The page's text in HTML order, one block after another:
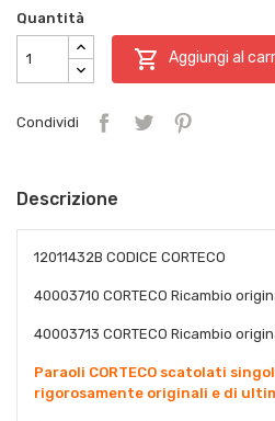
Quantità
 Aggiungi al
Condividi
Descrizione
12011432B CODICE CORTECO
40003710 CORTECO Ricambio
40003713 CORTECO Ricambio
Paraoli CORTECO scatolati
rigorosamente originali e di